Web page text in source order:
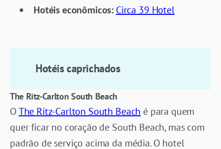
Hotéis econômicos: Circa 39 Hotel
Hotéis caprichados
The Ritz-Carlton South Beach
OThe Ritz-Carlton South Beach é para quem
quer ficar no coração de South Beach, mas com
padrão de serviço acima da média. O hotel